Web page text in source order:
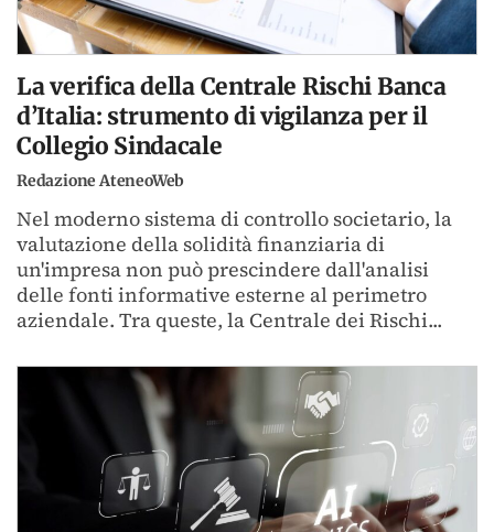
La verifica della Centrale Rischi Banca
d’Italia: strumento di vigilanza per il
Collegio Sindacale
Redazione AteneoWeb
Nel moderno sistema di controllo societario, la
valutazione della solidità finanziaria di
un'impresa non può prescindere dall'analisi
delle fonti informative esterne al perimetro
aziendale. Tra queste, la Centrale dei Rischi...